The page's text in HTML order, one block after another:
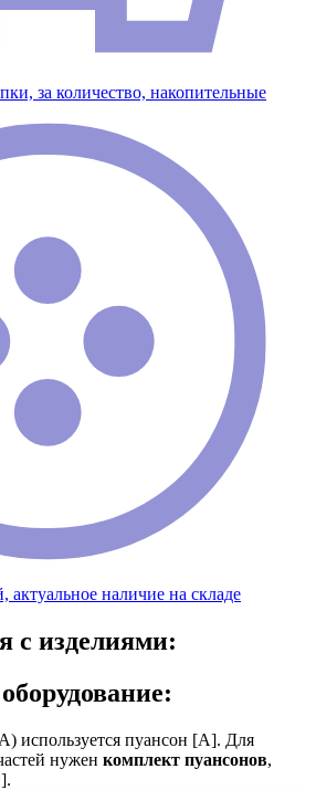
за количество, накопительные
наличие на складе
с изделиями:
используется пуансон [А]. Для
нужен комплект пуансонов,